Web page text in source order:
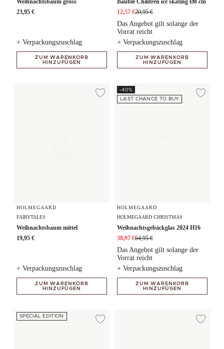
Weihnachtsbaum gross
23,95 €
+ Verpackungszuschlag
ZUM WARENKORB
HINZUFÜGEN
Bauble Children ice skating Ø8 cm
12,57 €20,95 €
+ Verpackungszuschlag
Das Angebot gilt solange der
Vorrat reicht
ZUM WARENKORB
HINZUFÜGEN
Zur Wunschliste
HOLMEGAARD
FAIRYTALES
Weihnachtsbaum mittel
19,95 €
+ Verpackungszuschlag
ZUM WARENKORB
HINZUFÜGEN
Weihnachtsgebäckglas 2024 H16
-40%
LAST CHANCE TO BUY
HOLMEGAARD
HOLMEGAARD CHRISTMAS
Weihnachtsgebäckglas 2024 H16
38,97 €64,95 €
+ Verpackungszuschlag
Das Angebot gilt solange der
Vorrat reicht
ZUM WARENKORB
HINZUFÜGEN
Snowman H7,5
SPECIAL EDITION
Zur Wunschliste
Ersatzdeckel für